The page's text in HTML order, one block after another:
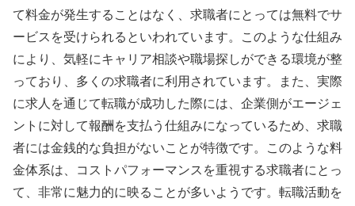
て料金が発生することはなく、求職者にとっては無料でサ
ービスを受けられるといわれています。このような仕組み
により、気軽にキャリア相談や職場探しができる環境が整
っており、多くの求職者に利用されています。また、実際
に求人を通じて転職が成功した際には、企業側がエージェ
ントに対して報酬を支払う仕組みになっているため、求職
者には金銭的な負担がないことが特徴です。このような料
金体系は、コストパフォーマンスを重視する求職者にとっ
て、非常に魅力的に映ることが多いようです。転職活動を